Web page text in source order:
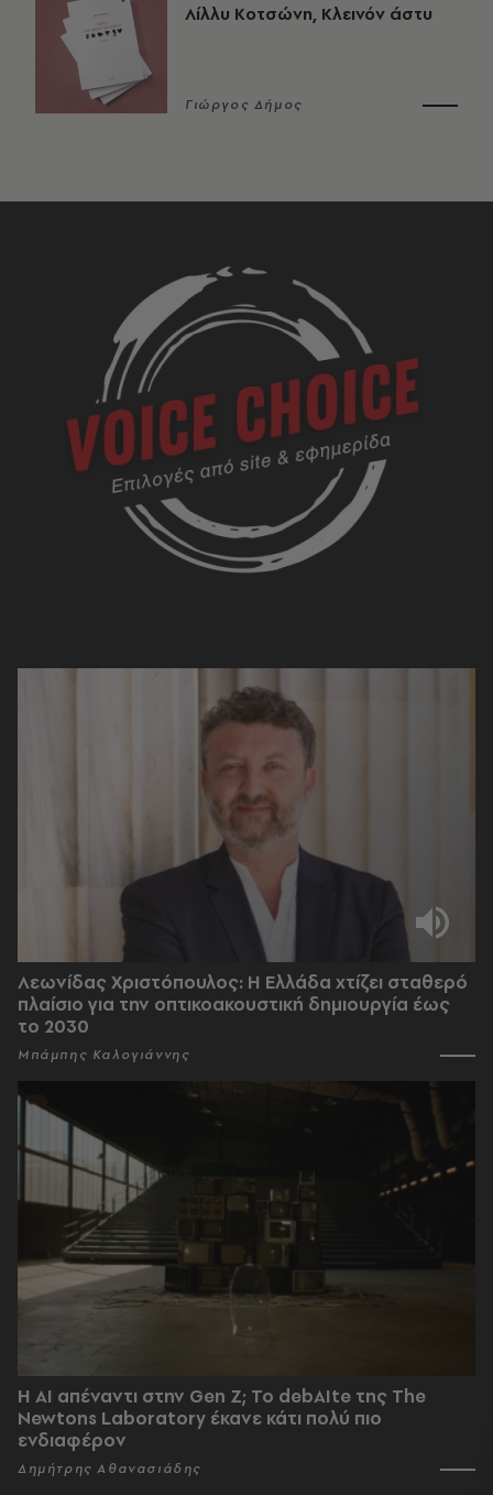
Λίλλυ Κοτσώνη, Κλεινόν άστυ
Γιώργος Δήμος
Λεωνίδας Χριστόπουλος: Η Ελλάδα χτίζει σταθερό
πλαίσιο για την οπτικοακουστική δημιουργία έως
το 2030
Μπάμπης Καλογιάννης
Η AI απέναντι στην Gen Z; Το debAIte της The
Newtons Laboratory έκανε κάτι πολύ πιο
ενδιαφέρον
Δημήτρης Αθανασιάδης